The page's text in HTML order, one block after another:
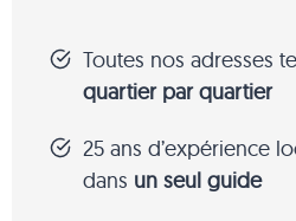
Toutes nos adresses
quartier par quartier
25 ans d’expérience
dans un seul guide